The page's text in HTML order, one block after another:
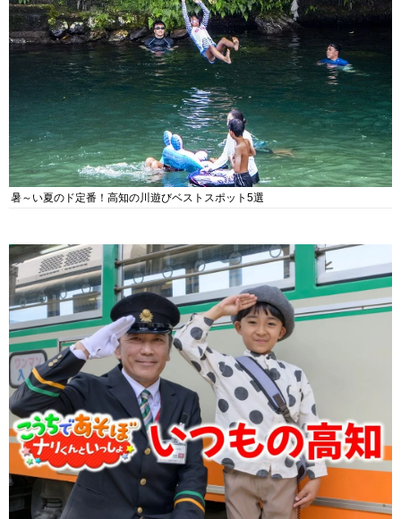
暑～い夏のド定番！高知の川遊びベストスポット5選